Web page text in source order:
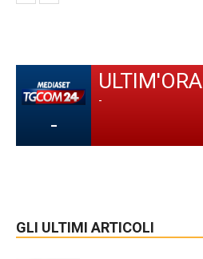
-
ULTIM'ORA
-
GLI ULTIMI ARTICOLI